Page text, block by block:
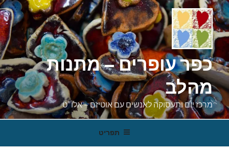
דילוג
לתוכן
כפר עופרים – מתנות
מהלב
מרכז יום ותעסוקה לאנשים עם אוטיזם – אלו"ט
תפריט